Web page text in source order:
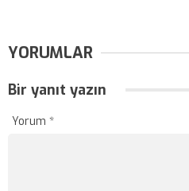
YORUMLAR
Bir yanıt yazın
Yorum *